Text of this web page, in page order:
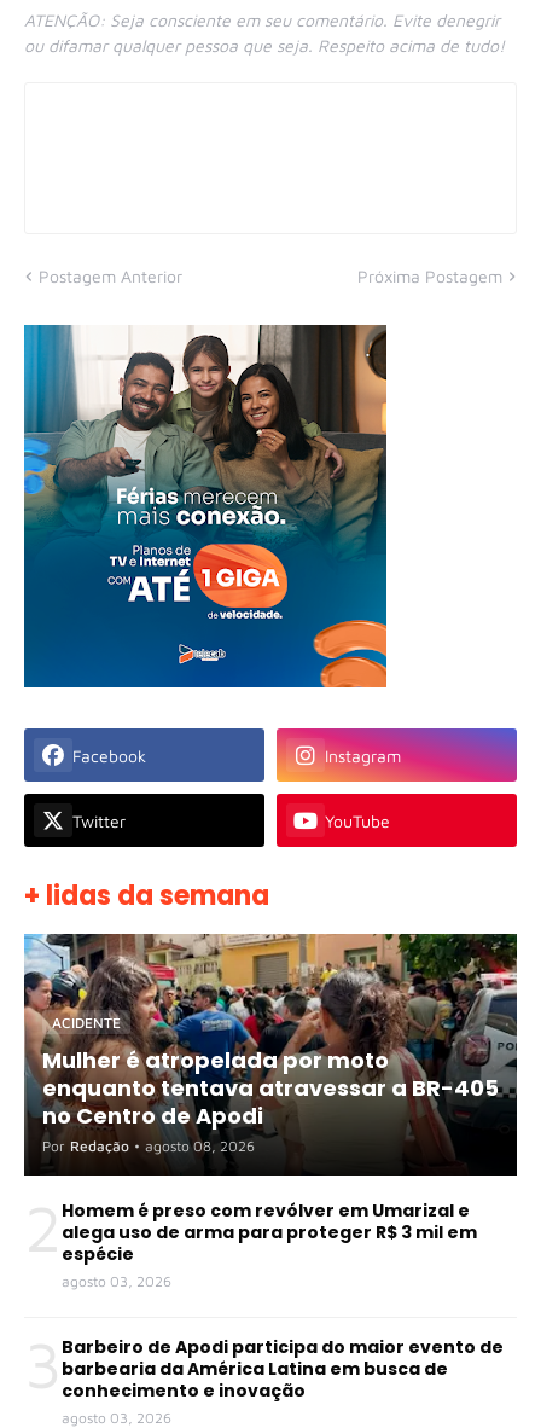
ATENÇÃO: Seja consciente em seu comentário. Evite denegrir
ou difamar qualquer pessoa que seja. Respeito acima de tudo!
Postagem Anterior Próxima Postagem
Facebook Instagram
Twitter YouTube
+ lidas da semana
ACIDENTE
Mulher é atropelada por moto
enquanto tentava atravessar a BR-405
no Centro de Apodi
Por Redação • agosto 08, 2026
2 Homem é preso com revólver em Umarizal e
alega uso de arma para proteger R$ 3 mil em
espécie
agosto 03, 2026
3 Barbeiro de Apodi participa do maior evento de
barbearia da América Latina em busca de
conhecimento e inovação
agosto 03, 2026